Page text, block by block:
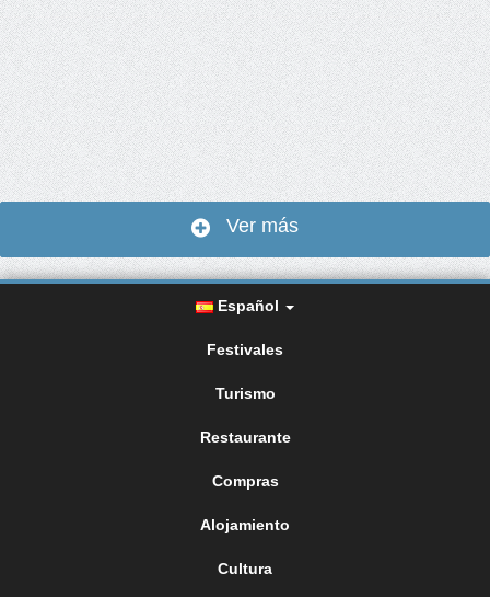
Ver más
Español
Festivales
Turismo
Restaurante
Compras
Alojamiento
Cultura